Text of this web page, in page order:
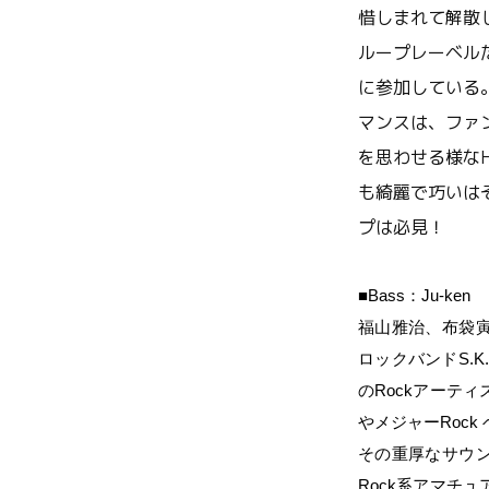
惜しまれて解散
ループレーベル
に参加している
マンスは、ファ
を思わせる様な
も綺麗で巧いは
プは必見！
■Bass ： Ju-ken
福山雅治、布袋
ロックバンド
のRockアーティ
やメジャーRock
その重厚なサウ
Rock系アマチュ